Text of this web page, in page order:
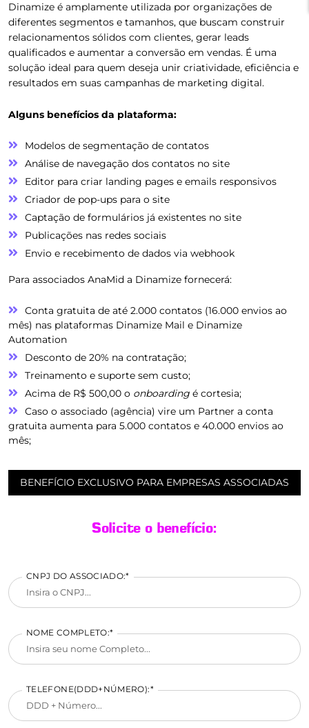
Dinamize é amplamente utilizada por organizações de
diferentes segmentos e tamanhos, que buscam construir
relacionamentos sólidos com clientes, gerar leads
qualificados e aumentar a conversão em vendas. É uma
solução ideal para quem deseja unir criatividade, eficiência e
resultados em suas campanhas de marketing digital.
Alguns benefícios da plataforma:
Modelos de segmentação de contatos
Análise de navegação dos contatos no site
Editor para criar landing pages e emails responsivos
Criador de pop-ups para o site
Captação de formulários já existentes no site
Publicações nas redes sociais
Envio e recebimento de dados via webhook
Para associados AnaMid a Dinamize fornecerá:
Conta gratuita de até 2.000 contatos (16.000 envios ao
mês) nas plataformas Dinamize Mail e Dinamize
Automation
Desconto de 20% na contratação;
Treinamento e suporte sem custo;
Acima de R$ 500,00 o onboarding é cortesia;
Caso o associado (agência) vire um Partner a conta
gratuita aumenta para 5.000 contatos e 40.000 envios ao
mês;
BENEFÍCIO EXCLUSIVO PARA EMPRESAS ASSOCIADAS
Solicite o benefício:
CNPJ DO ASSOCIADO:*
NOME COMPLETO:*
TELEFONE(DDD+NÚMERO):*